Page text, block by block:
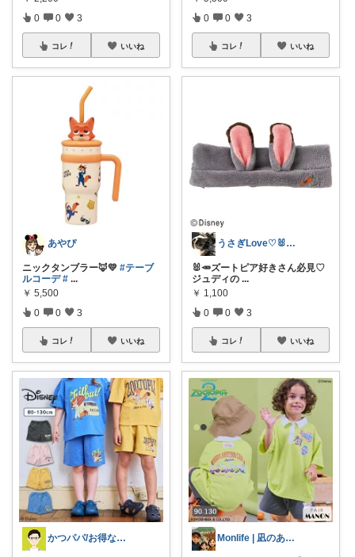
0 0 3
コレ いいね
あやぴ
ニックタンブラー🦊💛 #テーブ
ルコーデ # ...
￥ 5,500
0 0 3
コレ いいね
かつパパ/お得な子供服、育児商品の紹介✨
0 0 3
コレ いいね
うさぎLove♡🐰みーちゃん🐰
🐰🥕ズートピア好きさん必見♡
ジュディの ...
￥ 1,100
0 0 3
コレ いいね
Monlife | 凪のある暮らし